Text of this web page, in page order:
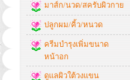
มาส์ก/นวด/สครับผิวกาย
ปลูกผม/คิ้ว/หนวด
ครีมบำรุงเพิ่มขนาด
หน้าอก
ดูแลผิวใต้วงแขน